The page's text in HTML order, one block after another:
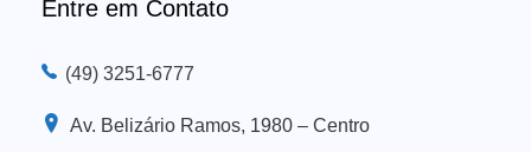
Entre em Contato
(49) 3251-6777
Av. Belizário Ramos, 1980 – Centro